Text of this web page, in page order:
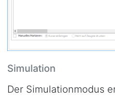
Simulation
Der Simulationmodus